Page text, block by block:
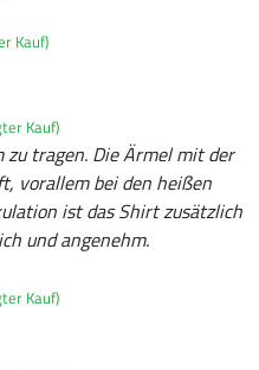
Kauf)
Kauf)
zu tragen. Die Ärmel mit der
vorallem bei den heißen
ist das Shirt zusätzlich
und angenehm.
Kauf)